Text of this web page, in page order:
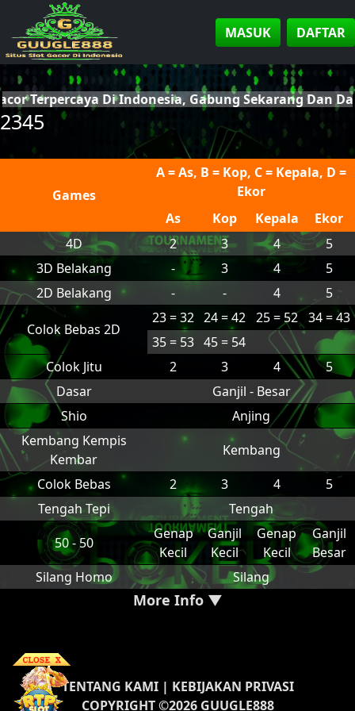
MASUK DAFTAR
Terpercaya Di Indonesia, Gabung Sekarang Dan
2345
Games
A = As, B = Kop, C = Kepala, D =
Ekor
As
Kop Kepala
Ekor
4D
2 3 4
5
3D Belakang
- 3 4
5
2D Belakang
- - 4 5
Colok Bebas 2D
23 = 32 24 = 42 25 = 52
34 = 43
35 = 53 45 = 54
Colok Jitu
2 3 4
5
Dasar
Ganjil - Besar
Shio
Anjing
Kembang Kempis
Kembar
Kembang
Colok Bebas
2 3 4
5
Tengah Tepi
Tengah
50 - 50
Genap
Kecil
Ganjil
Kecil
Genap
Kecil
Ganjil
Besar
Silang Homo
Silang
More Info ▼
TENTANG KAMI| KEBIJAKAN PRIVASI
COPYRIGHT ©2026 GUUGLE888